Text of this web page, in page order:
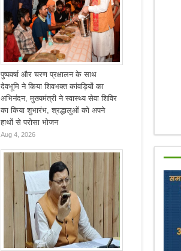
पुष्पवर्षा और चरण प्रक्षालन के साथ
देवभूमि ने किया शिवभक्त कांवड़ियों का
अभिनंदन, मुख्यमंत्री ने स्वास्थ्य सेवा शिविर
का किया शुभारंभ, श्रद्धालुओं को अपने
हाथों से परोसा भोजन
Aug 4, 2026